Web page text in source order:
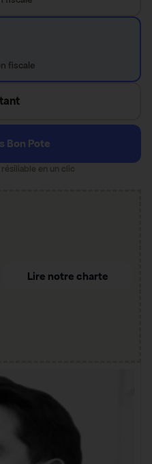
fiscale
Bon Pote
en un clic
Lire notre charte